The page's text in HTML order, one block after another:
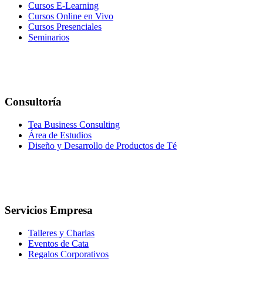
Cursos E-Learning
Cursos Online en Vivo
Cursos Presenciales
Seminarios
Consultoría
Tea Business Consulting
Área de Estudios
Diseño y Desarrollo de Productos de Té
Servicios Empresa
Talleres y Charlas
Eventos de Cata
Regalos Corporativos